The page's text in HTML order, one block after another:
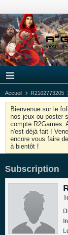
Accueil R2102773205
Bienvenue sur le
nos jeux ou poster
compte R2Games.
n'est déjà fait !
encore vous faire
à bientôt !
Subscription